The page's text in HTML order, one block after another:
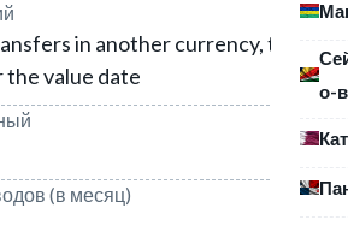
о-
in another currency, the
value date
(в месяц)